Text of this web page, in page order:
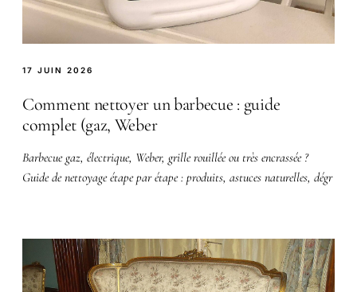
17 JUIN 2026
Comment nettoyer un barbecue : guide
complet (gaz, Weber
Barbecue gaz, électrique, Weber, grille rouillée ou très encrassée ?
Guide de nettoyage étape par étape : produits, astuces naturelles, dégr